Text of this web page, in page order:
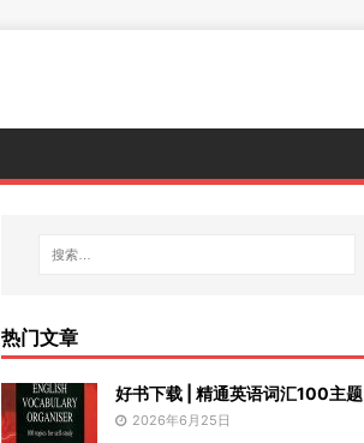
热门文章
好书下载 | 精通英语词汇100主题
2026年6月25日